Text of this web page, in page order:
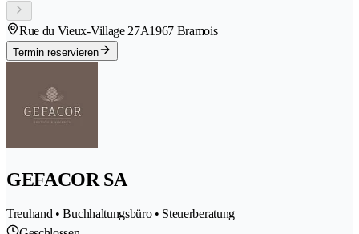
Rue du Vieux-Village 27A1967 Bramois
Termin reservieren
GEFACOR SA
Treuhand • Buchhaltungsbüro • Steuerberatung